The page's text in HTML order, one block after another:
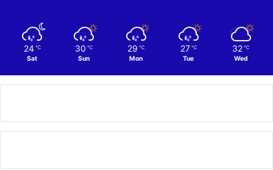
24 ℃
Sat
30 ℃
Sun
29 ℃
Mon
27 ℃
Tue
32 ℃
Wed